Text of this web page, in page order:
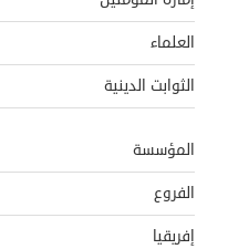
العلماء
الثوابت الدينية
المؤسسة
الفروع
إفريقيا